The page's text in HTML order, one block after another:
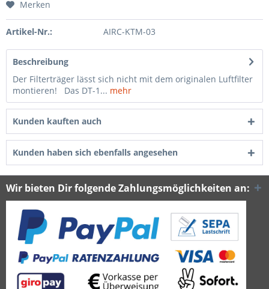
Merken
Artikel-Nr.: AIRC-KTM-03
Beschreibung
Der Filterträger lässt sich nicht mit dem originalen Luftfilter
montieren! Das DT-1... mehr
Kunden kauften auch
Kunden haben sich ebenfalls angesehen
Wir bieten Dir folgende Zahlungsmöglichkeiten an: